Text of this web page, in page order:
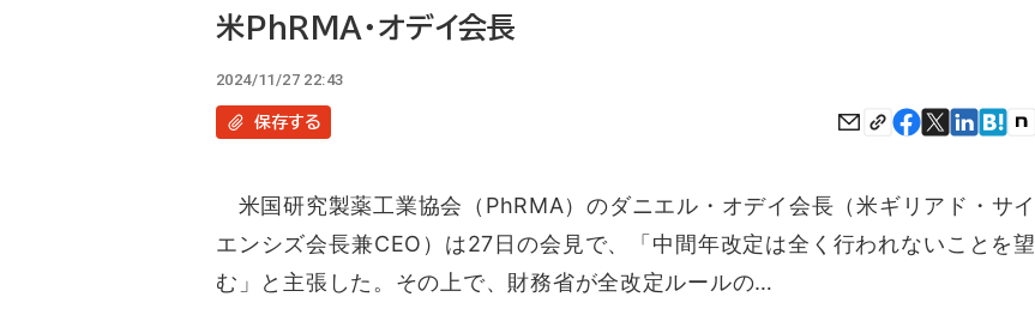
米PhRMA・オデイ会長
2024/11/27 22:43
保存する
米国研究製薬工業協会（PhRMA）のダニエル・オデイ会長（米ギリアド・サイ
エンシズ会長兼CEO）は27日の会見で、「中間年改定は全く行われないことを望
む」と主張した。その上で、財務省が全改定ルールの…